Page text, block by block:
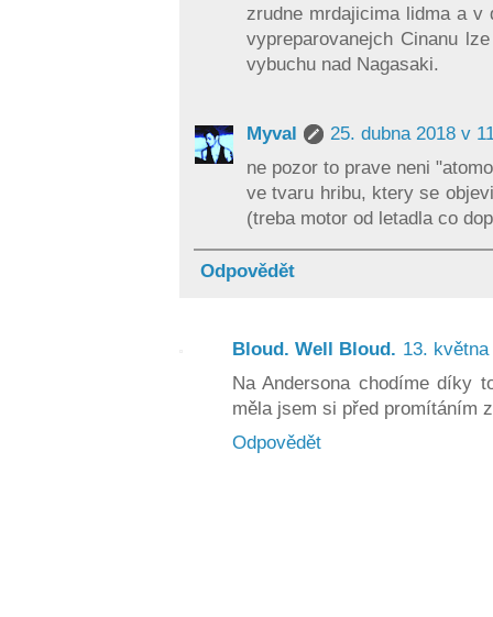
zrudne mrdajicima lidma a v
vypreparovanejch Cinanu
vybuchu nad Nagasaki.
Myval
25. dubna 2018 v
ne pozor to prave neni
ve tvaru hribu, ktery se
(treba motor od letadla co
Odpovědět
Bloud. Well Bloud. 13.
Na Andersona chodíme díky
měla jsem si před promítáním
Odpovědět